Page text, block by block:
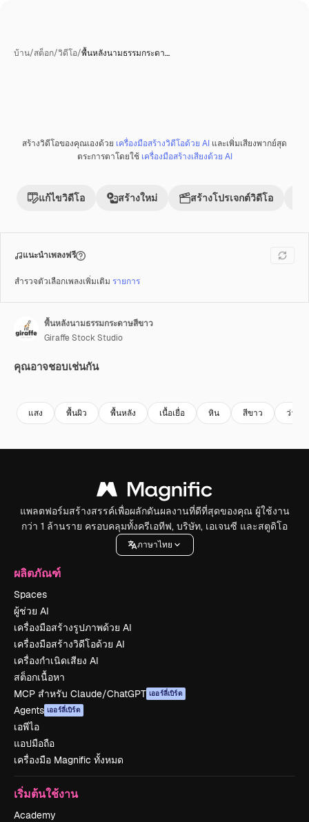
บ้าน/สต็อก/วิดีโอ/พื้นหลังนามธรรมกระดา…
พรีเมี่ยม
สร้างวิดีโอของคุณเองด้วย เครื่องมือสร้างวิดีโอด้วย AI และเพิ่มเสียงพากย์สุด
ตระการตาโดยใช้ เครื่องมือสร้างเสียงด้วย AI
แก้ไขวิดีโอ สร้างใหม่ สร้างโปรเจกต์วิดีโอ
แนะนำเพลงฟรี
สำรวจตัวเลือกเพลงเพิ่มเติม รายการ
พื้นหลังนามธรรมกระดาษสีขาว
Giraffe Stock Studio
คุณอาจชอบเช่นกัน
แสง พื้นผิว พื้นหลัง เนื้อเยื่อ หิน สีขาว ว่างเ
แพลตฟอร์มสร้างสรรค์เพื่อผลักดันผลงานที่ดีที่สุดของคุณ ผู้ใช้งาน
กว่า 1 ล้านราย ครอบคลุมทั้งครีเอทีฟ, บริษัท, เอเจนซี และสตูดิโอ
ภาษาไทย
ผลิตภัณฑ์
Spaces
ผู้ช่วย AI
เครื่องมือสร้างรูปภาพด้วย AI
เครื่องมือสร้างวิดีโอด้วย AI
เครื่องกำเนิดเสียง AI
สต็อกเนื้อหา
MCP สำหรับ Claude/ChatGPT เออร์ลี่เบิร์ด
Agents เออร์ลี่เบิร์ด
เอพีไอ
แอปมือถือ
เครื่องมือ Magnific ทั้งหมด
เริ่มต้นใช้งาน
Academy